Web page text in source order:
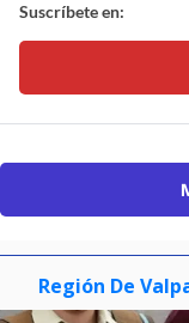
Suscríbete en:
Región De